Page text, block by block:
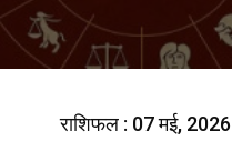
राशिफल : 07 मई, 2026